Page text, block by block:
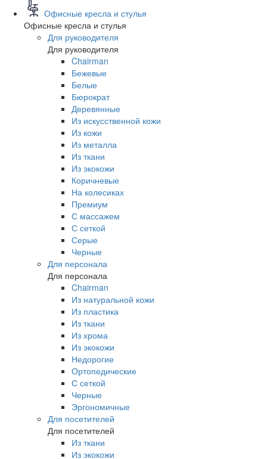
Офисные кресла и стулья
Офисные кресла и стулья
Для руководителя
Для руководителя
Chairman
Бежевые
Белые
Бюрократ
Деревянные
Из искусственной кожи
Из кожи
Из металла
Из ткани
Из экокожи
Коричневые
На колесиках
Премиум
С массажем
С сеткой
Серые
Черные
Для персонала
Для персонала
Chairman
Из натуральной кожи
Из пластика
Из ткани
Из хрома
Из экокожи
Недорогие
Ортопедические
С сеткой
Черные
Эргономичные
Для посетителей
Для посетителей
Из ткани
Из экокожи